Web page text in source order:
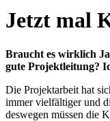
Jetzt mal
Braucht es wirklich
gute Projektleitung?
Die Projektarbeit hat
immer vielfältiger und
deswegen müssen die